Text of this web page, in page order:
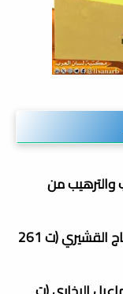
والترهيب من
الإمام مسلم, أبي الحسين مسلم بن الحجاج القشيري (ت 261